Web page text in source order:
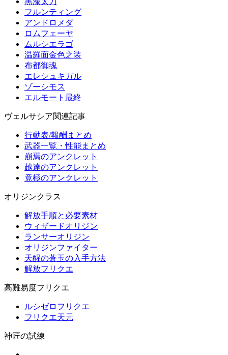
フルンティング
アンドロメダ
ロムフェーヤ
ムルシエラゴ
温羅面金色之装
布都御魂
エレシュキガル
ゾーシモス
エルモート最終
ヴェルサシア関連記事
行動表/報酬まとめ
武器一覧・性能まとめ
崩焉のアンクレット
越達のアンクレット
竟極のアンクレット
オリジンクラス
解放手順と必要素材
ウィザードオリジン
ランサーオリジン
オリジンファイター
天醒の蒼玉の入手方法
解放フリクエ
高難易度フリクエ
ルシゼロフリクエ
フリクエ天元
神匠の試練